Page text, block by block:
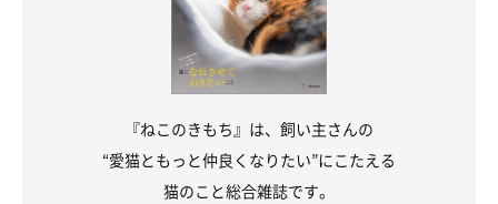
『ねこのきもち』は、飼い主さんの
“愛猫ともっと仲良くなりたい”にこたえる
猫のこと総合雑誌です。